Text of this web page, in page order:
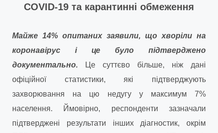
COVID-19 та карантинні обмеження
Майже 14% опитаних заявили, що хворіли на
коронавірус і це було підтверджено
документально. Це суттєво більше, ніж дані
офіційної статистики, які підтверджують
захворювання на цю недугу у максимум 7%
населення. Ймовірно, респонденти зазначали
підтверджені результати інших діагностик, окрім